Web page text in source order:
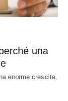
una
enorme crescita,